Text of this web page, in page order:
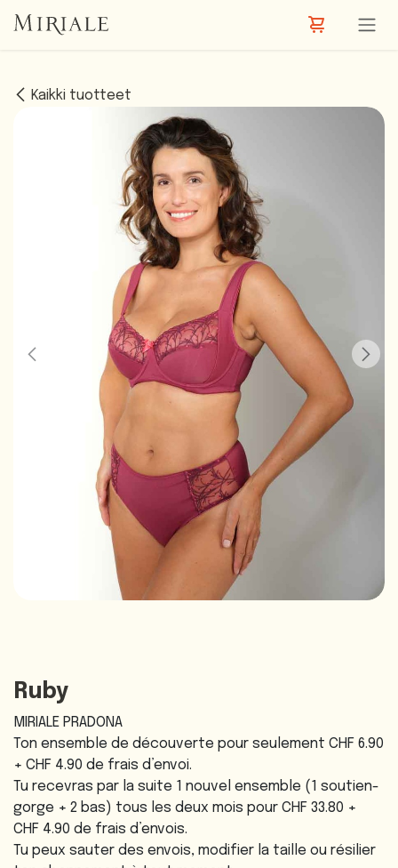
Kaikki tuotteet
Ruby
MIRIALE PRADONA
Ton ensemble de découverte pour seulement CHF 6.90
+ CHF 4.90 de frais d’envoi.
Tu recevras par la suite 1 nouvel ensemble (1 soutien-
gorge + 2 bas) tous les deux mois pour CHF 33.80 +
CHF 4.90 de frais d’envois.
Tu peux sauter des envois, modifier la taille ou résilier